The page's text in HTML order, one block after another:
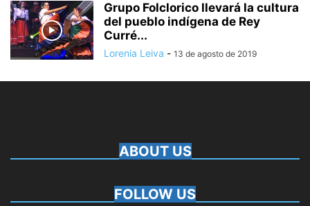
Grupo Folclorico llevará la cultura
del pueblo indígena de Rey
Curré...
Lorenia Leiva - 13 de agosto de 2019
ABOUT US
FOLLOW US